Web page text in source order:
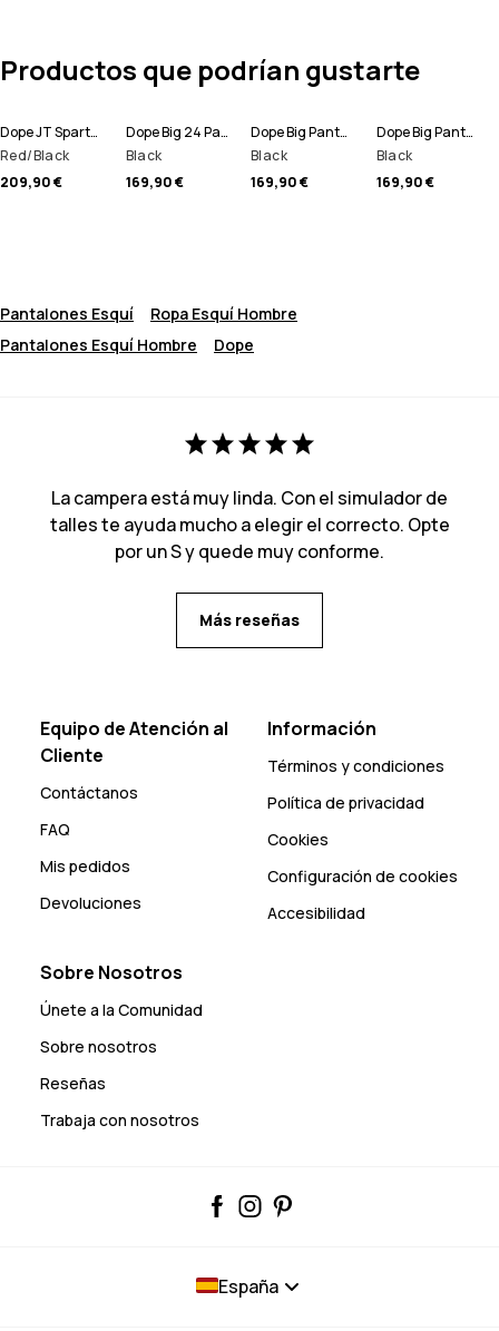
Productos que podrían gustarte
Dope JT Spartan Chaqueta Esquí Hombre
Red/Black
209,90 €
Dope Big 24 Pantalones Esquí Hombre
Black
169,90 €
Dope Big Pantalones Esquí Hombre
Black
169,90 €
Dope Big Pantalones Snowboard Hombre
Black
169,90 €
Pantalones Esquí
Ropa Esquí Hombre
Pantalones Esquí Hombre
Dope
La campera está muy linda. Con el simulador de
talles te ayuda mucho a elegir el correcto. Opte
por un S y quede muy conforme.
Más reseñas
Equipo de Atención al
Cliente
Contáctanos
FAQ
Mis pedidos
Devoluciones
Información
Términos y condiciones
Política de privacidad
Cookies
Configuración de cookies
Accesibilidad
Sobre Nosotros
Únete a la Comunidad
Sobre nosotros
Reseñas
Trabaja con nosotros
España